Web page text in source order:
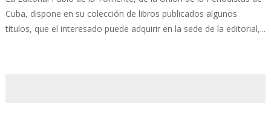
Cuba, dispone en su colección de libros publicados algunos
títulos, que el interesado puede adquirir en la sede de la editorial,...